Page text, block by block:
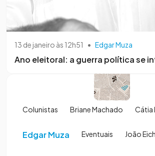
13 de janeiro às 12h51 • Edgar Muza
Ano eleitoral: a guerra política se
Colunistas Briane Machado Cátia
Edgar Muza Eventuais João